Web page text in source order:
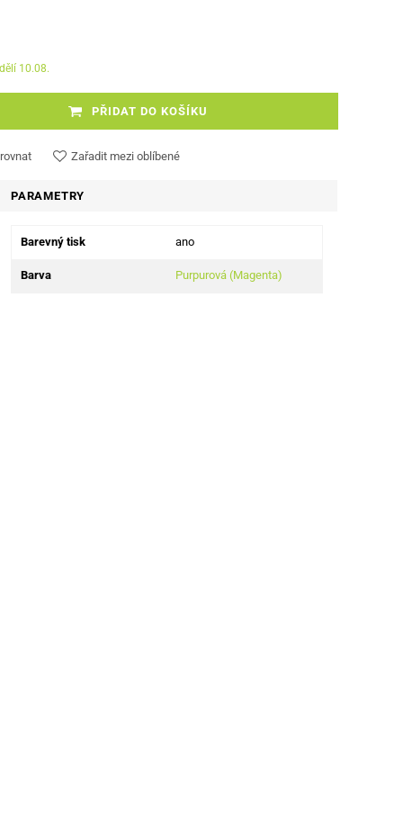
10.08.
PŘIDAT DO KOŠÍKU
Zařadit mezi oblíbené
PARAMETRY
Barevný tisk ano
Barva Purpurová (Magenta)